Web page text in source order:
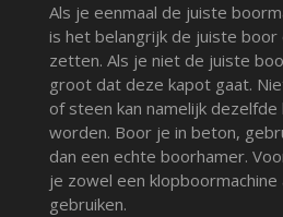
Als je eenmaal de juiste
is het belangrijk de juiste boor
zetten. Als je niet de juiste
groot dat deze kapot gaat.
of steen kan namelijk
worden. Boor je in beton,
dan een echte boorhamer.
je zowel een
gebruiken.